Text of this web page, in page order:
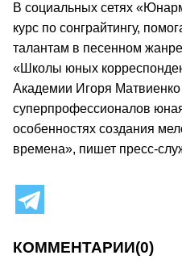
В социальных сетях
курс по сонграйтингу,
талантам в песенном
«Школы юных
Академии Игоря
суперпрофессионалов
особенностях создания
времена», пишет пресс-
КОММЕНТАРИИ(0)